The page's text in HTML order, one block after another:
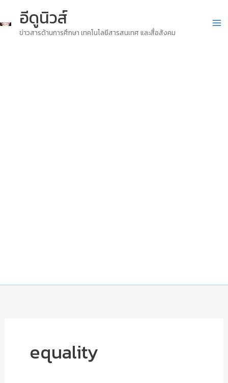
to
อีดูนิวส์
ข่าวสารด้านการศึกษา เทคโนโลยีสารสนเทศ และสื่อสังคม
equality